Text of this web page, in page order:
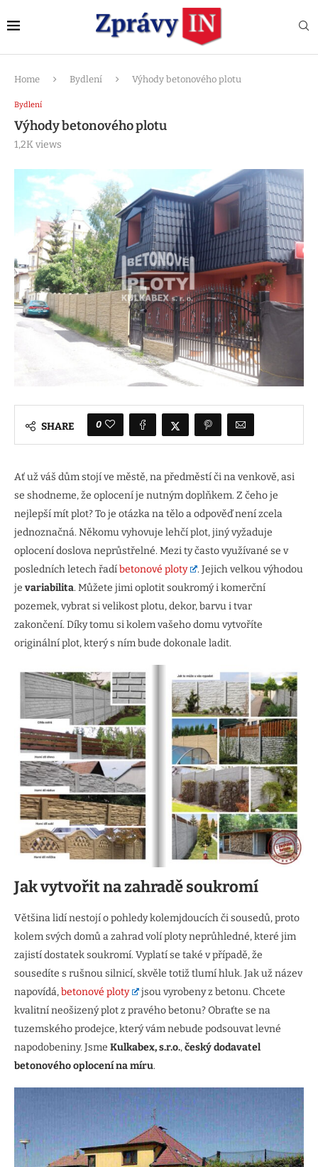
Home Bydlení Výhody betonového plotu
Bydlení
Výhody betonového plotu
1,2Kviews
SHARE 0
Ať už váš dům stojí ve městě, na předměstí či na venkově, asi
se shodneme, že oplocení je nutným doplňkem. Z čeho je
nejlepší mít plot? To je otázka na tělo a odpověď není zcela
jednoznačná. Někomu vyhovuje lehčí plot, jiný vyžaduje
oplocení doslova neprůstřelné. Mezi ty často využívané se v
posledních letech řadíbetonové ploty
. Jejich velkou výhodou
je variabilita. Můžete jimi oplotit soukromý i komerční
pozemek, vybrat si velikost plotu, dekor, barvu i tvar
zakončení. Díky tomu si kolem vašeho domu vytvoříte
originální plot, který s ním bude dokonale ladit.
Jak vytvořit na zahradě soukromí
Většina lidí nestojí o pohledy kolemjdoucích či sousedů, proto
kolem svých domů a zahrad volí ploty neprůhledné, které jim
zajistí dostatek soukromí. Vyplatí se také v případě, že
sousedíte s rušnou silnicí, skvěle totiž tlumí hluk. Jak už název
napovídá,betonové ploty
jsou vyrobeny z betonu. Chcete
kvalitní neošizený plot z pravého betonu? Obraťte se na
tuzemského prodejce, který vám nebude podsouvat levné
napodobeniny. Jsme Kulkabex, s.r.o.,český dodavatel
betonového oplocení na míru.